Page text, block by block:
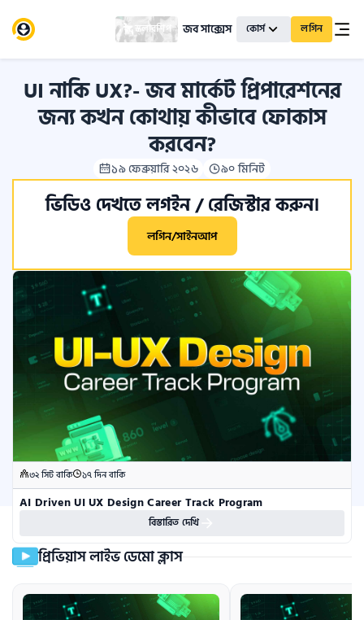
স্কলারশিপ জব সাক্সেস কোর্স লগিন
UI নাকি UX?- জব মার্কেট প্রিপারেশনের
জন্য কখন কোথায় কীভাবে ফোকাস
করবেন?
১৯ ফেব্রুয়ারি ২০২৬ ৯০ মিনিট
ভিডিও দেখতে লগইন / রেজিস্টার করুন।
লগিন/সাইনআপ
৩২ সিট বাকি ১৭ দিন বাকি
AI Driven UI UX Design Career Track Program
বিস্তারিত দেখি
প্রিভিয়াস লাইভ ডেমো ক্লাস